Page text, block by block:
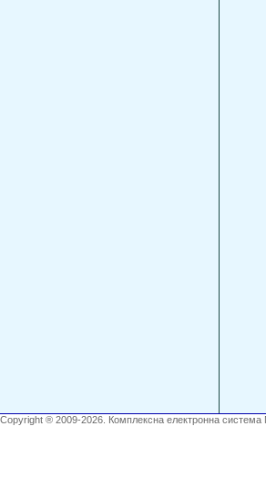
Copyright ® 2009-2026. Комплексна електронна система